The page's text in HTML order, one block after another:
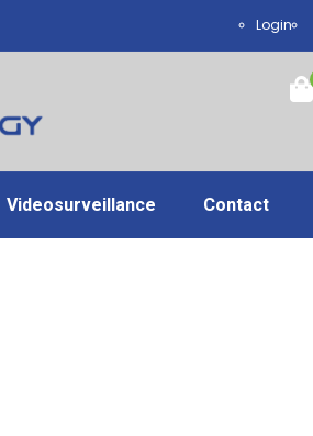
Login
Videosurveillance Contact